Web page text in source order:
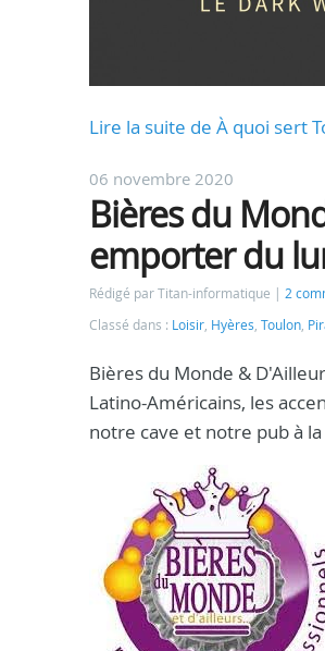
Lire la suite de À quoi sert
06 novembre 2020
Bières du
emporter du
Rédigé par Titan-informatique
2
Classé dans : Loisir, Hyères, Toulon,
Bières du Monde &
Latino-Américains, les
notre cave et notre pub à